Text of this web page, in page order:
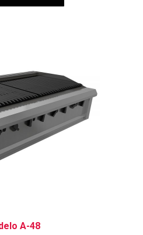
A-48